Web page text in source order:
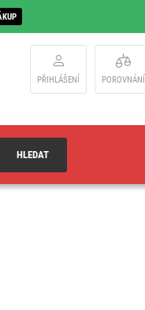
PŘIHLÁŠENÍ POROVNÁNÍ
HLEDAT